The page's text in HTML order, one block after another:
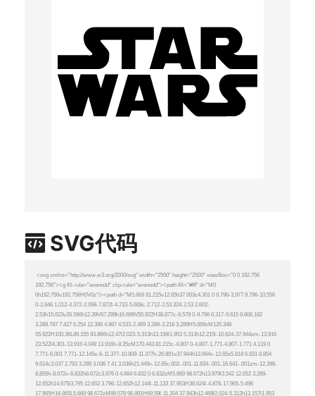
SVG代码